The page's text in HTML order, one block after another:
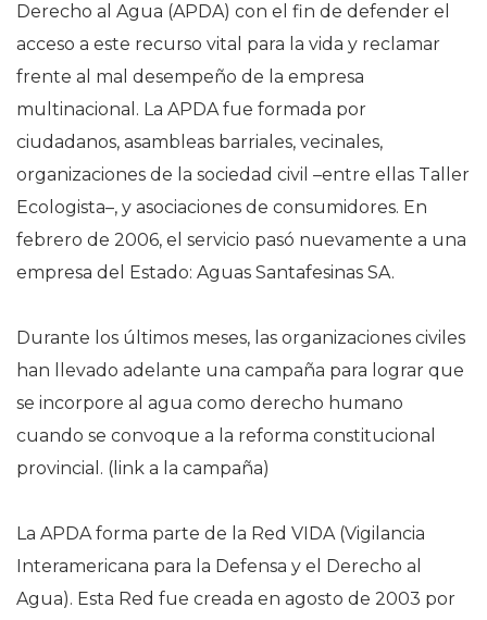
Derecho al Agua (APDA) con el fin de defender el
acceso a este recurso vital para la vida y reclamar
frente al mal desempeño de la empresa
multinacional. La APDA fue formada por
ciudadanos, asambleas barriales, vecinales,
organizaciones de la sociedad civil –entre ellas Taller
Ecologista–, y asociaciones de consumidores. En
febrero de 2006, el servicio pasó nuevamente a una
empresa del Estado: Aguas Santafesinas SA.
Durante los últimos meses, las organizaciones civiles
han llevado adelante una campaña para lograr que
se incorpore al agua como derecho humano
cuando se convoque a la reforma constitucional
provincial. (link a la campaña)
La APDA forma parte de la Red VIDA (Vigilancia
Interamericana para la Defensa y el Derecho al
Agua). Esta Red fue creada en agosto de 2003 por